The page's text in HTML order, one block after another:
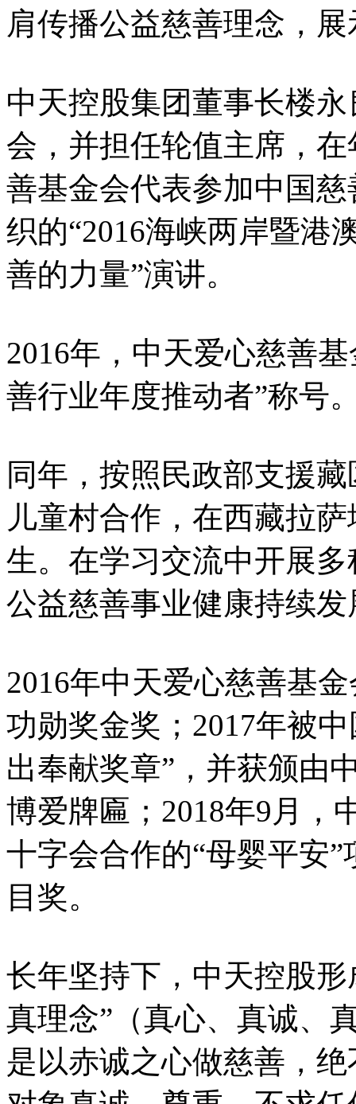
肩传播公益慈善理念，
中天控股集团董事长楼
会，并担任轮值主席，
善基金会代表参加中国
织的“2016海峡两岸暨港
善的力量”演讲。
2016年，中天爱心慈善
善行业年度推动者”称号
同年，按照民政部支援
儿童村合作，在西藏拉
生。在学习交流中开展
公益慈善事业健康持续发
2016年中天爱心慈善基
功勋奖金奖；2017年被
出奉献奖章”，并获颁由
博爱牌匾；2018年9月，
十字会合作的“母婴平安
目奖。
长年坚持下，中天控股
真理念”（真心、真诚、
是以赤诚之心做慈善，